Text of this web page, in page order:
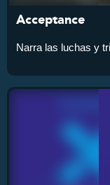
Acceptance
Narra las luchas y